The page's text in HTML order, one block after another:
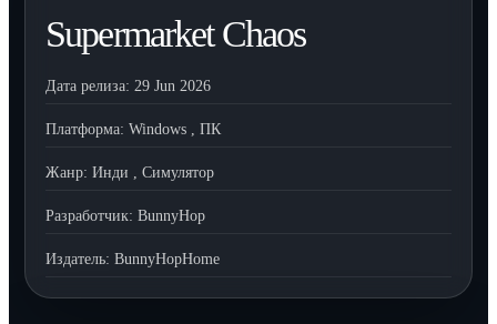
Supermarket Chaos
Дата релиза: 29 Jun 2026
Платформа: Windows , ПК
Жанр: Инди , Симулятор
Разработчик: BunnyHop
Издатель: BunnyHopHome